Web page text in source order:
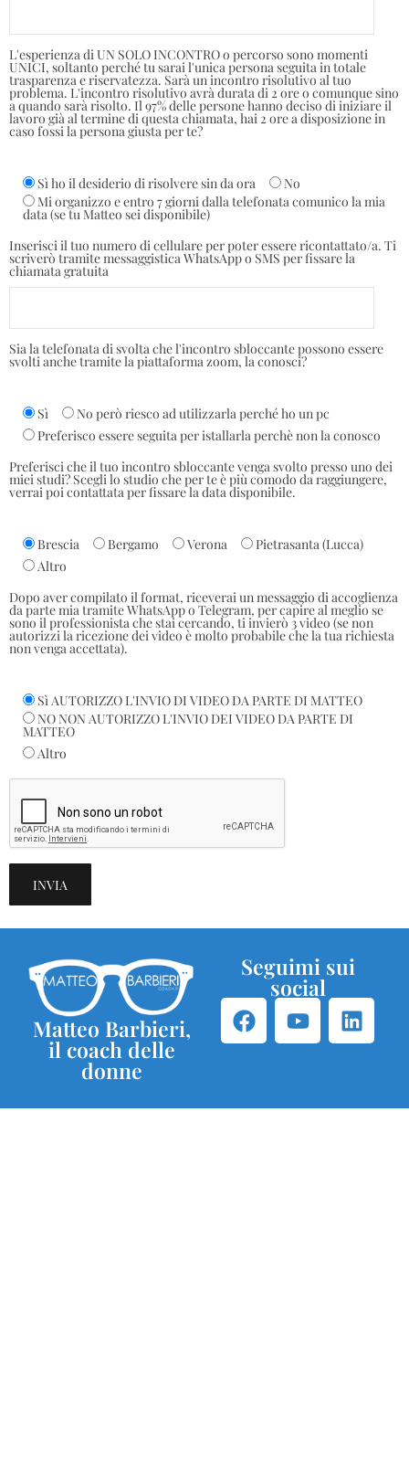
L'esperienza di UN SOLO INCONTRO o percorso sono momenti
UNICI, soltanto perché tu sarai l'unica persona seguita in totale
trasparenza e riservatezza. Sarà un incontro risolutivo al tuo
problema. L'incontro risolutivo avrà durata di 2 ore o comunque sino
a quando sarà risolto. Il 97% delle persone hanno deciso di iniziare il
lavoro già al termine di questa chiamata, hai 2 ore a disposizione in
caso fossi la persona giusta per te?
Sì ho il desiderio di risolvere sin da ora
No
Mi organizzo e entro 7 giorni dalla telefonata comunico la mia
data (se tu Matteo sei disponibile)
Inserisci il tuo numero di cellulare per poter essere ricontattato/a. Ti
scriverò tramite messaggistica WhatsApp o SMS per fissare la
chiamata gratuita
Sia la telefonata di svolta che l'incontro sbloccante possono essere
svolti anche tramite la piattaforma zoom, la conosci?
Sì
No però riesco ad utilizzarla perché ho un pc
Preferisco essere seguita per istallarla perchè non la conosco
Preferisci che il tuo incontro sbloccante venga svolto presso uno dei
miei studi? Scegli lo studio che per te è più comodo da raggiungere,
verrai poi contattata per fissare la data disponibile.
Brescia Bergamo Verona
Pietrasanta (Lucca)
Altro
Dopo aver compilato il format, riceverai un messaggio di accoglienza
da parte mia tramite WhatsApp o Telegram, per capire al meglio se
sono il professionista che stai cercando, ti invierò 3 video (se non
autorizzi la ricezione dei video è molto probabile che la tua richiesta
non venga accettata).
Sì AUTORIZZO L'INVIO DI VIDEO DA PARTE DI MATTEO
NO NON AUTORIZZO L'INVIO DEI VIDEO DA PARTE DI
MATTEO
Altro
Matteo Barbieri,
il coach delle
donne
Seguimi sui
social